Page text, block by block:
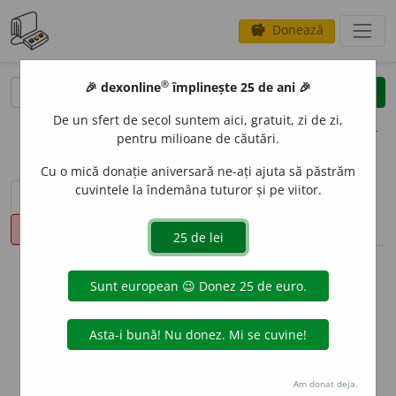
savings Donează
clear
opțiuni
sinteza definițiilor (1) definiții (7)
declinări
info
Aceste definiții sunt compilate de
echipa dexonline. Definițiile
originale se află pe filadefiniții.
Puteți reordona filele pe pagina de
🎉 dexonline® împlinește 25 de ani 🎉
De un sfert de secol suntem aici, gratuit, zi de zi,
pentru milioane de căutări.
Cu o mică donație aniversară ne-ați ajuta să păstrăm
cuvintele la îndemâna tuturor și pe viitor.
Am donat deja.